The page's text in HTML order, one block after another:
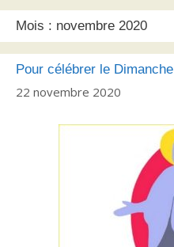
Mois : novembre 2020
Pour célébrer le Dimanche
22 novembre 2020